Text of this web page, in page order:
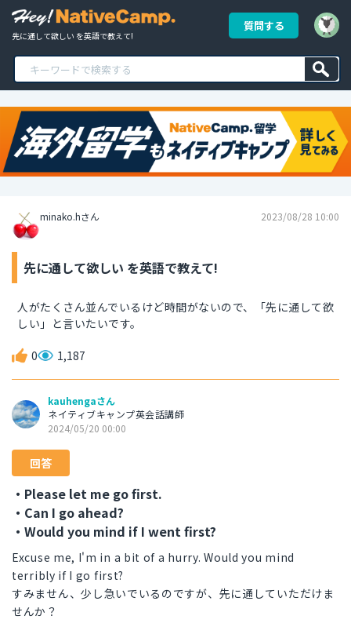
先に通して欲しい を英語で教えて!
質問する
minako.hさん 2023/08/28 10:00
先に通して欲しい を英語で教えて!
人がたくさん並んでいるけど時間がないので、「先に通して欲
しい」と言いたいです。
0 1,187
kauhengaさん
ネイティブキャンプ英会話講師
2024/05/20 00:00
回答
・Please let me go first.
・Can I go ahead?
・Would you mind if I went first?
Excuse me, I'm in a bit of a hurry. Would you mind
terribly if I go first?
すみません、少し急いでいるのですが、先に通していただけま
せんか？